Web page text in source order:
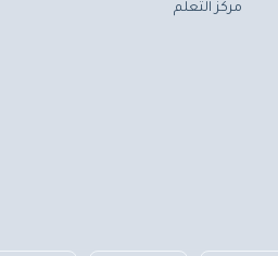
مركز التعلم